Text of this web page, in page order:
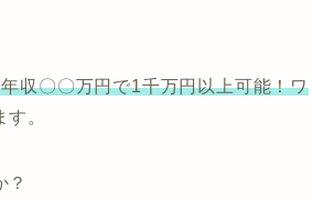
収〇〇万円で1千万円以上可能！ワ
。
？